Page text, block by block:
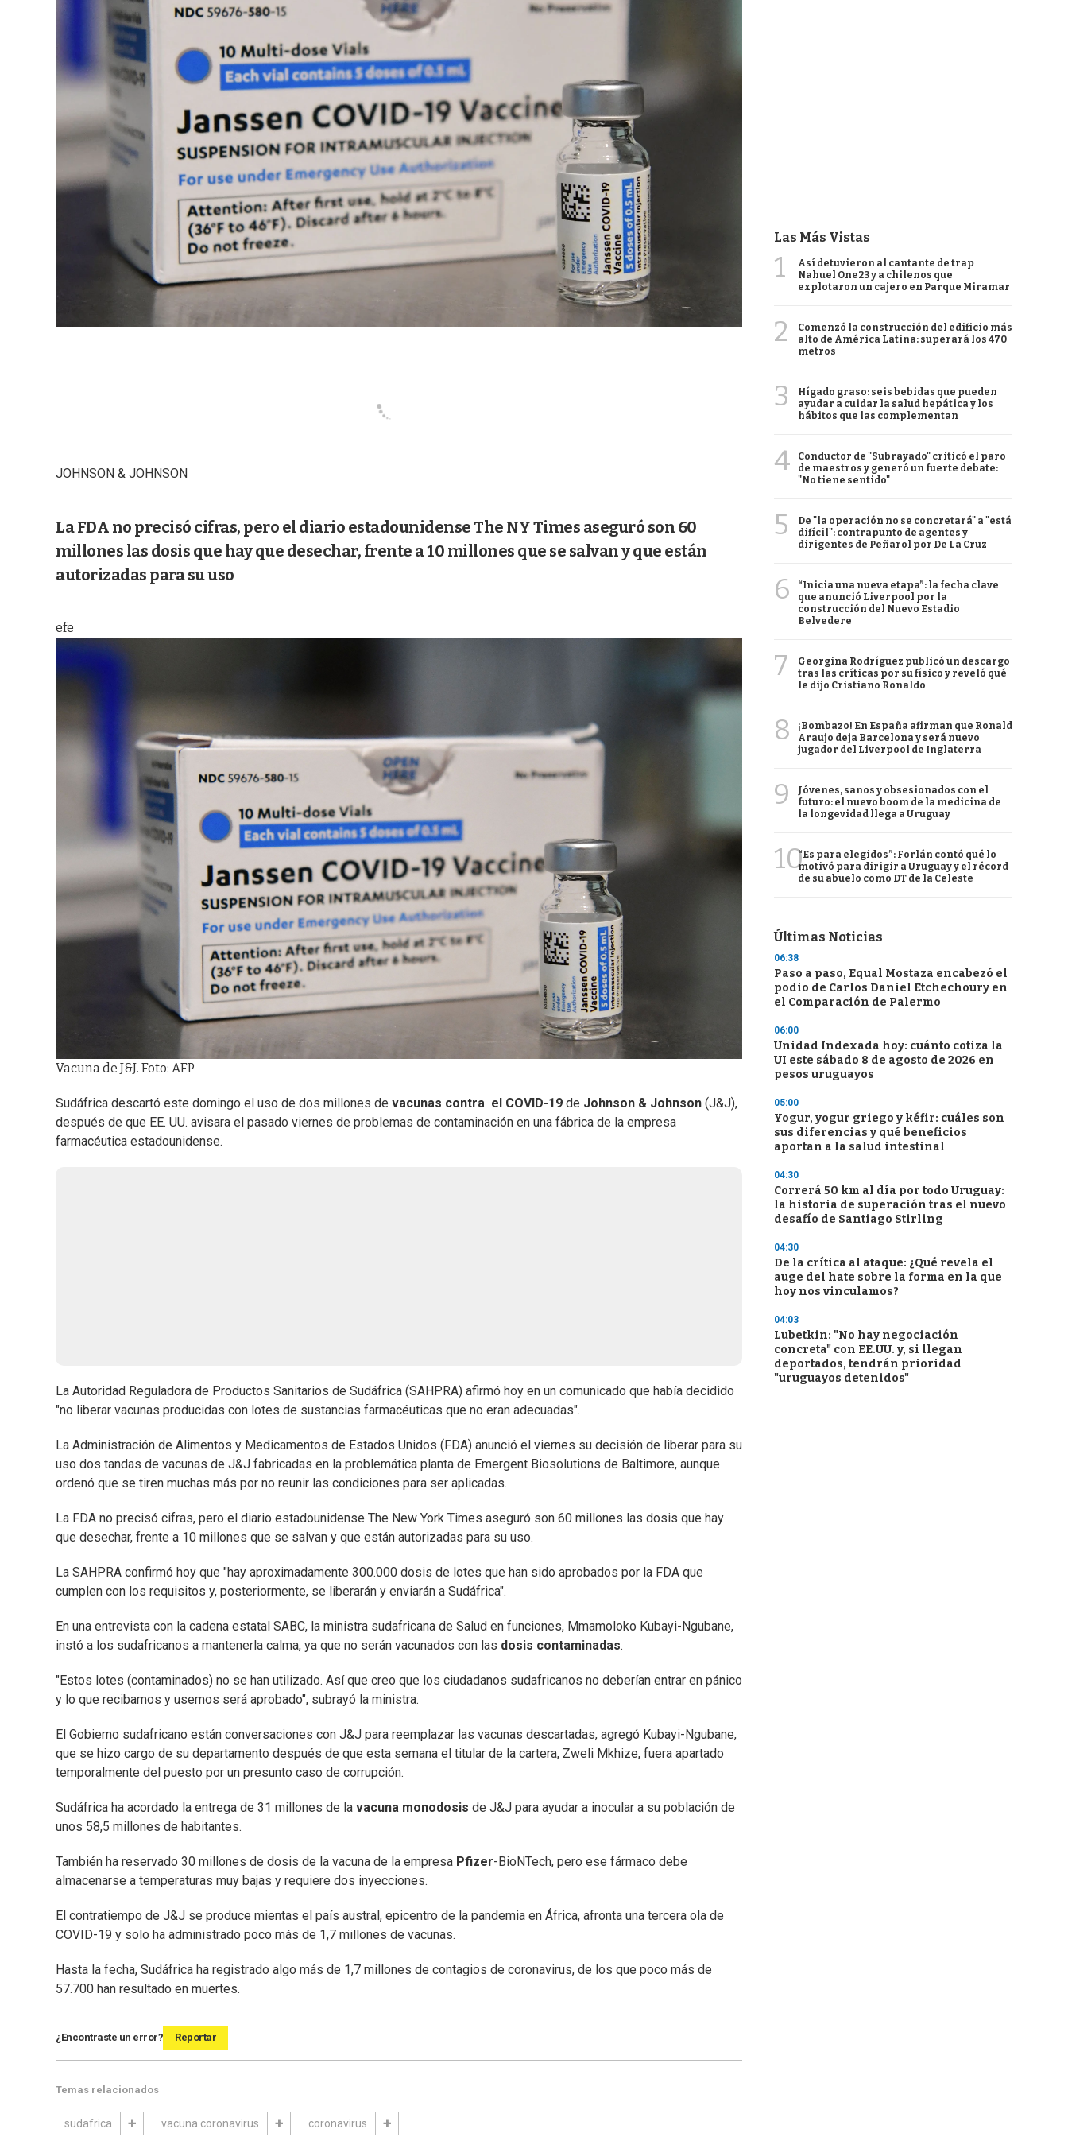
JOHNSON & JOHNSON
La FDA no precisó cifras, pero el diario estadounidense The NY Times aseguró son 60
millones las dosis que hay que desechar, frente a 10 millones que se salvan y que están
autorizadas para su uso
efe
Vacuna de J&J. Foto: AFP
Sudáfrica descartó este domingo el uso de dos millones de vacunas contra el COVID-19 de Johnson & Johnson (J&J),
después de que EE. UU. avisara el pasado viernes de problemas de contaminación en una fábrica de la empresa
farmacéutica estadounidense.
La Autoridad Reguladora de Productos Sanitarios de Sudáfrica (SAHPRA) afirmó hoy en un comunicado que había decidido
"no liberar vacunas producidas con lotes de sustancias farmacéuticas que no eran adecuadas".
La Administración de Alimentos y Medicamentos de Estados Unidos (FDA) anunció el viernes su decisión de liberar para su
uso dos tandas de vacunas de J&J fabricadas en la problemática planta de Emergent Biosolutions de Baltimore, aunque
ordenó que se tiren muchas más por no reunir las condiciones para ser aplicadas.
La FDA no precisó cifras, pero el diario estadounidense The New York Times aseguró son 60 millones las dosis que hay
que desechar, frente a 10 millones que se salvan y que están autorizadas para su uso.
La SAHPRA confirmó hoy que "hay aproximadamente 300.000 dosis de lotes que han sido aprobados por la FDA que
cumplen con los requisitos y, posteriormente, se liberarán y enviarán a Sudáfrica".
En una entrevista con la cadena estatal SABC, la ministra sudafricana de Salud en funciones, Mmamoloko Kubayi-Ngubane,
instó a los sudafricanos a mantenerla calma, ya que no serán vacunados con las dosis contaminadas.
"Estos lotes (contaminados) no se han utilizado. Así que creo que los ciudadanos sudafricanos no deberían entrar en pánico
y lo que recibamos y usemos será aprobado", subrayó la ministra.
El Gobierno sudafricano están conversaciones con J&J para reemplazar las vacunas descartadas, agregó Kubayi-Ngubane,
que se hizo cargo de su departamento después de que esta semana el titular de la cartera, Zweli Mkhize, fuera apartado
temporalmente del puesto por un presunto caso de corrupción.
Sudáfrica ha acordado la entrega de 31 millones de la vacuna monodosis de J&J para ayudar a inocular a su población de
unos 58,5 millones de habitantes.
También ha reservado 30 millones de dosis de la vacuna de la empresa Pfizer-BioNTech, pero ese fármaco debe
almacenarse a temperaturas muy bajas y requiere dos inyecciones.
El contratiempo de J&J se produce mientas el país austral, epicentro de la pandemia en África, afronta una tercera ola de
COVID-19 y solo ha administrado poco más de 1,7 millones de vacunas.
Hasta la fecha, Sudáfrica ha registrado algo más de 1,7 millones de contagios de coronavirus, de los que poco más de
57.700 han resultado en muertes.
¿Encontraste un error? Reportar
Temas relacionados
sudafrica vacuna coronavirus coronavirus
Las Más Vistas
1
Así detuvieron al cantante de trap
Nahuel One23 y a chilenos que
explotaron un cajero en Parque Miramar
2
Comenzó la construcción del edificio más
alto de América Latina: superará los 470
metros
3
Hígado graso: seis bebidas que pueden
ayudar a cuidar la salud hepática y los
hábitos que las complementan
4
Conductor de "Subrayado" criticó el paro
de maestros y generó un fuerte debate:
"No tiene sentido"
5
De "la operación no se concretará" a "está
difícil": contrapunto de agentes y
dirigentes de Peñarol por De La Cruz
6
“Inicia una nueva etapa”: la fecha clave
que anunció Liverpool por la
construcción del Nuevo Estadio
Belvedere
7
Georgina Rodríguez publicó un descargo
tras las críticas por su físico y reveló qué
le dijo Cristiano Ronaldo
8
¡Bombazo! En España afirman que Ronald
Araujo deja Barcelona y será nuevo
jugador del Liverpool de Inglaterra
9
Jóvenes, sanos y obsesionados con el
futuro: el nuevo boom de la medicina de
la longevidad llega a Uruguay
10“Es para elegidos”: Forlán contó qué lo
motivó para dirigir a Uruguay y el récord
de su abuelo como DT de la Celeste
Últimas Noticias
06:38
Paso a paso, Equal Mostaza encabezó el
podio de Carlos Daniel Etchechoury en
el Comparación de Palermo
06:00
Unidad Indexada hoy: cuánto cotiza la
UI este sábado 8 de agosto de 2026 en
pesos uruguayos
05:00
Yogur, yogur griego y kéfir: cuáles son
sus diferencias y qué beneficios
aportan a la salud intestinal
04:30
Correrá 50 km al día por todo Uruguay:
la historia de superación tras el nuevo
desafío de Santiago Stirling
04:30
De la crítica al ataque: ¿Qué revela el
auge del hate sobre la forma en la que
hoy nos vinculamos?
04:03
Lubetkin: "No hay negociación
concreta" con EE.UU. y, si llegan
deportados, tendrán prioridad
"uruguayos detenidos"